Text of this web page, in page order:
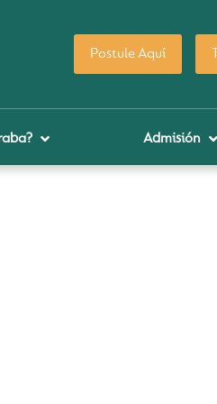
Postule Aquí
Admisión